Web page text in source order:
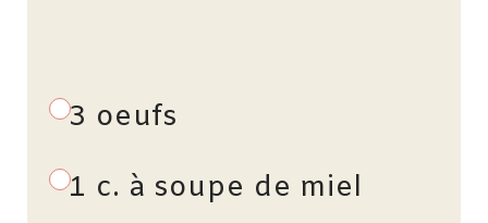
3 oeufs
1 c. à soupe de miel